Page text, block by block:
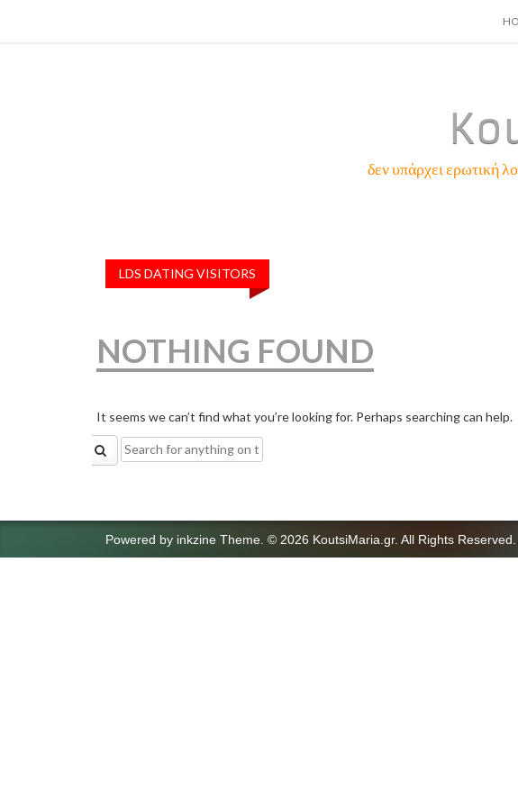
δεν υπάρχει ερωτική
LDS DATING VISITORS
NOTHING FOUND
It seems we can’t find what you’re looking for. Perhaps searching can help.
Search
for:
Powered by inkzine Theme © 2026 KoutsiMaria.gr. All Rights Reserved.